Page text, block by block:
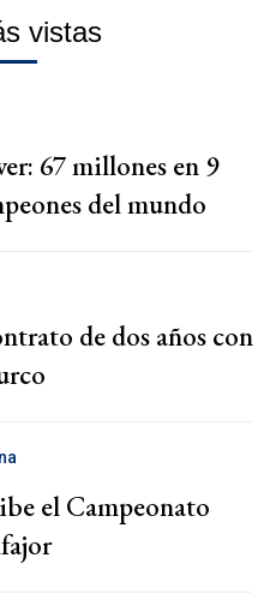
vistas
67 millones en 9
del mundo
de dos años con
el Campeonato